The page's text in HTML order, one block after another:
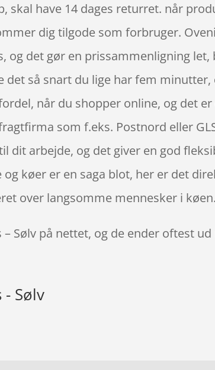
skal have 14 dages returret. når
dig tilgode som forbruger. Oveni
og det gør en prissammenligning let,
det så snart du lige har fem minutter,
når du shopper online, og det
som f.eks. Postnord eller
dit arbejde, og det giver en god
køer er en saga blot, her er det
over langsomme mennesker i køen.
Sølv på nettet, og de ender oftest
Sølv